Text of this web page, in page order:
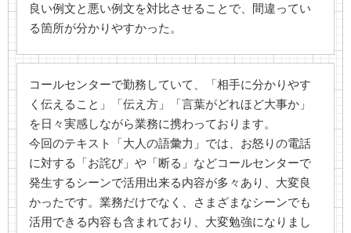
良い例文と悪い例文を対比させることで、間違ってい
る箇所が分かりやすかった。
コールセンターで勤務していて、「相手に分かりやす
く伝えること」「伝え方」「言葉がどれほど大事か」
を日々実感しながら業務に携わっております。
今回のテキスト「大人の語彙力」では、お怒りの電話
に対する「お詫び」や「断る」などコールセンターで
発生するシーンで活用出来る内容が多々あり、大変良
かったです。業務だけでなく、さまざまなシーンでも
活用できる内容も含まれており、大変勉強になりまし